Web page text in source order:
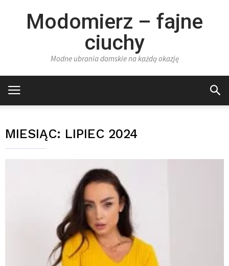
Modomierz – fajne
ciuchy
Modne ubrania damskie na każdą okazję
MIESIĄC: LIPIEC 2024